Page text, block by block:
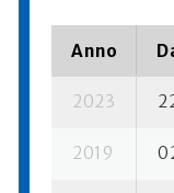
Anno
2023
2019